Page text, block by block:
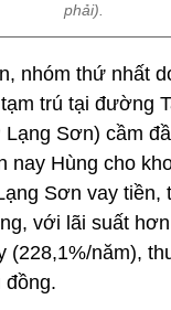
phải).
nhóm thứ nhất
trú tại đường
Sơn) cầm
nay Hùng cho
Sơn vay tiền,
với lãi suất
(228,1%/năm),
đồng.